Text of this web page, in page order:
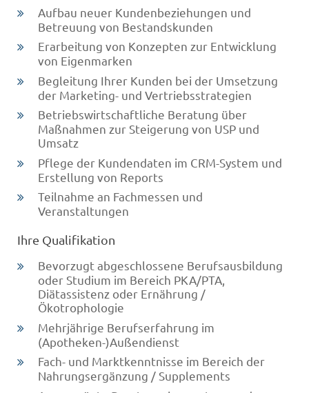
Aufbau neuer Kundenbeziehungen und
Betreuung von Bestandskunden
Erarbeitung von Konzepten zur Entwicklung
von Eigenmarken
Begleitung Ihrer Kunden bei der Umsetzung
der Marketing- und Vertriebsstrategien
Betriebswirtschaftliche Beratung über
Maßnahmen zur Steigerung von USP und
Umsatz
Pflege der Kundendaten im CRM-System und
Erstellung von Reports
Teilnahme an Fachmessen und
Veranstaltungen
Ihre Qualifikation
Bevorzugt abgeschlossene Berufsausbildung
oder Studium im Bereich PKA/PTA,
Diätassistenz oder Ernährung /
Ökotrophologie
Mehrjährige Berufserfahrung im
(Apotheken-)Außendienst
Fach- und Marktkenntnisse im Bereich der
Nahrungsergänzung / Supplements